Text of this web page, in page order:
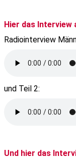
Hier das Interview
Radiointerview
und Teil 2:
Und hier das